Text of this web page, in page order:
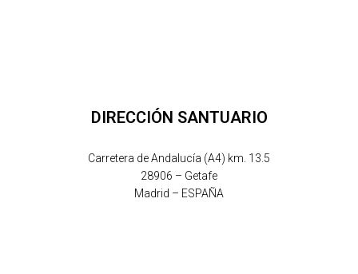
DIRECCIÓN SANTUARIO
Carretera de Andalucía (A4) km. 13.5
28906 – Getafe
Madrid – ESPAÑA